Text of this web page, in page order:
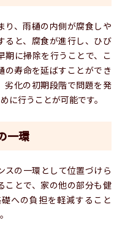
り、雨樋の内側が腐食しや
ると、腐食が進行し、ひび
期に掃除を行うことで、こ
の寿命を延ばすことができ
劣化の初期段階で問題を発
に行うことが可能です。
一環
スの一環として位置づけら
ことで、家の他の部分も健
への負担を軽減すること